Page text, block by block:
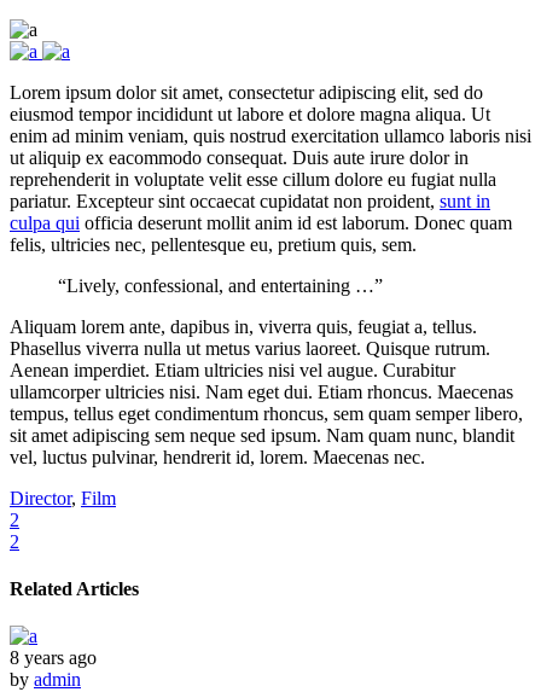
Lorem ipsum dolor sit amet, consectetur adipiscing elit, sed do
eiusmod tempor incididunt ut labore et dolore magna aliqua. Ut
enim ad minim veniam, quis nostrud exercitation ullamco laboris nisi
ut aliquip ex eacommodo consequat. Duis aute irure dolor in
reprehenderit in voluptate velit esse cillum dolore eu fugiat nulla
pariatur. Excepteur sint occaecat cupidatat non proident, sunt in
culpa qui officia deserunt mollit anim id est laborum. Donec quam
felis, ultricies nec, pellentesque eu, pretium quis, sem.
“Lively, confessional, and entertaining …”
Aliquam lorem ante, dapibus in, viverra quis, feugiat a, tellus.
Phasellus viverra nulla ut metus varius laoreet. Quisque rutrum.
Aenean imperdiet. Etiam ultricies nisi vel augue. Curabitur
ullamcorper ultricies nisi. Nam eget dui. Etiam rhoncus. Maecenas
tempus, tellus eget condimentum rhoncus, sem quam semper libero,
sit amet adipiscing sem neque sed ipsum. Nam quam nunc, blandit
vel, luctus pulvinar, hendrerit id, lorem. Maecenas nec.
Director, Film
2
2
Related Articles
8 years ago
by admin